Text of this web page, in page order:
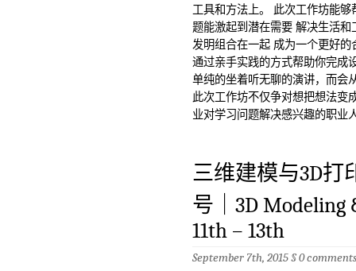
工具和方法上。 此次工作坊能
题能激起到潜在需要 解决生活
发明组合在一起 成为一个更好
通过亲手实践的方式帮助你完成
单纯的坐着听无聊的演讲，而会
此次工作坊不仅争对想把想法变
业对学习问题解决感兴趣的职业
三维建模与3D打
号｜3D Modeling
11th – 13th
September 7th, 2015 §0 comments